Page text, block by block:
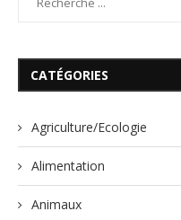
CATÉGORIES
Agriculture/Ecologie
Alimentation
Animaux